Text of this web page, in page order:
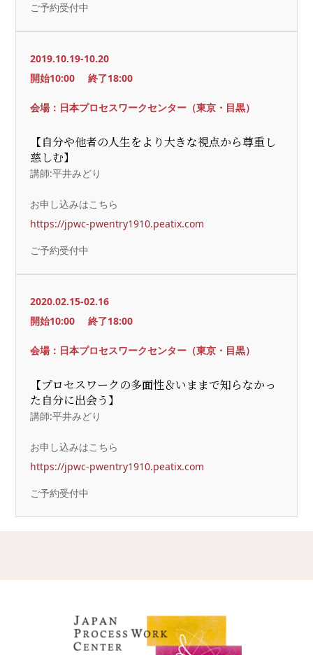
ご予約受付中
2019.10.19-10.20
開始10:00
終了18:00
会場：日本プロセスワークセンター（東京・目黒）
【自分や他者の人生をより大きな視点から尊重し
慈しむ】
講師:平井みどり
お申し込みはこちら
https://jpwc-pwentry1910.peatix.com
ご予約受付中
2020.02.15-02.16
開始10:00
終了18:00
会場：日本プロセスワークセンター（東京・目黒）
【プロセスワークの多面性＆いままで知らなかっ
た自分に出会う】
講師:平井みどり
お申し込みはこちら
https://jpwc-pwentry1910.peatix.com
ご予約受付中